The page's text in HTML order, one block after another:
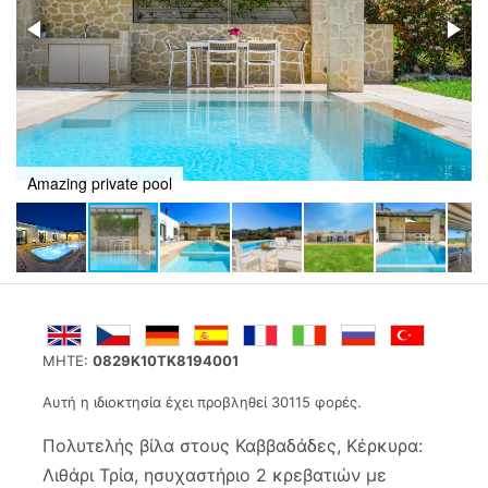
MHTE: 0829Κ10TK8194001
Αυτή η ιδιοκτησία έχει προβληθεί 30115 φορές.
Πολυτελής βίλα στους Καββαδάδες, Κέρκυρα:
Λιθάρι Τρία, ησυχαστήριο 2 κρεβατιών με
Amazing private pool